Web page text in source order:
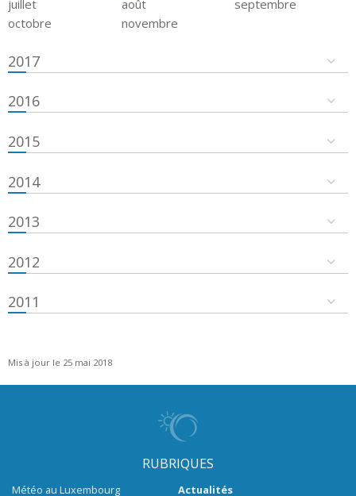
juillet
août
septembre
octobre
novembre
2017
2016
2015
2014
2013
2012
2011
Mis à jour le 25 mai 2018
RUBRIQUES
Météo au Luxembourg
Actualités